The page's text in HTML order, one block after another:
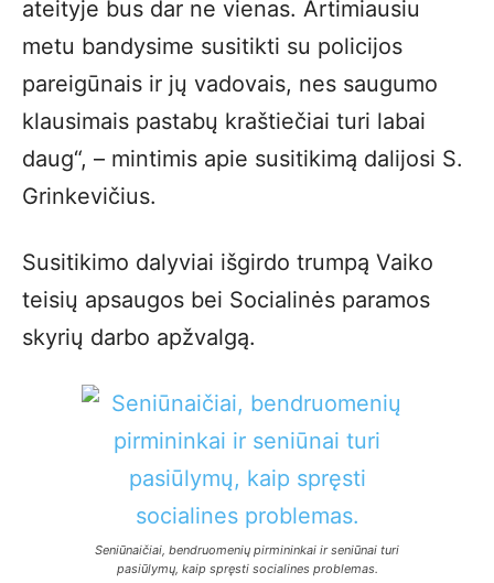
ateityje bus dar ne vienas. Artimiausiu
metu bandysime susitikti su policijos
pareigūnais ir jų vadovais, nes saugumo
klausimais pastabų kraštiečiai turi labai
daug“, – mintimis apie susitikimą dalijosi S.
Grinkevičius.
Susitikimo dalyviai išgirdo trumpą Vaiko
teisių apsaugos bei Socialinės paramos
skyrių darbo apžvalgą.
Seniūnaičiai, bendruomenių pirmininkai ir seniūnai turi
pasiūlymų, kaip spręsti socialines problemas.